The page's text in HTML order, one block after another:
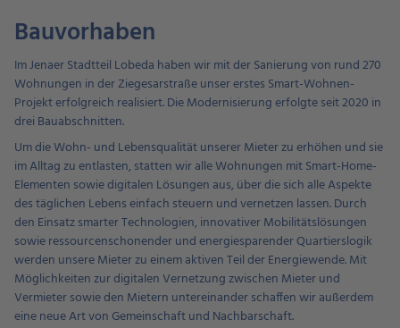
Bauvorhaben
Im Jenaer Stadtteil Lobeda haben wir mit der Sanierung von rund 270
Wohnungen in der Ziegesarstraße unser erstes Smart-Wohnen-
Projekt erfolgreich realisiert. Die Modernisierung erfolgte seit 2020 in
drei Bauabschnitten.
Um die Wohn- und Lebensqualität unserer Mieter zu erhöhen und sie
im Alltag zu entlasten, statten wir alle Wohnungen mit Smart-Home-
Elementen sowie digitalen Lösungen aus, über die sich alle Aspekte
des täglichen Lebens einfach steuern und vernetzen lassen. Durch
den Einsatz smarter Technologien, innovativer Mobilitätslösungen
sowie ressourcenschonender und energiesparender Quartierslogik
werden unsere Mieter zu einem aktiven Teil der Energiewende. Mit
Möglichkeiten zur digitalen Vernetzung zwischen Mieter und
Vermieter sowie den Mietern untereinander schaffen wir außerdem
eine neue Art von Gemeinschaft und Nachbarschaft.